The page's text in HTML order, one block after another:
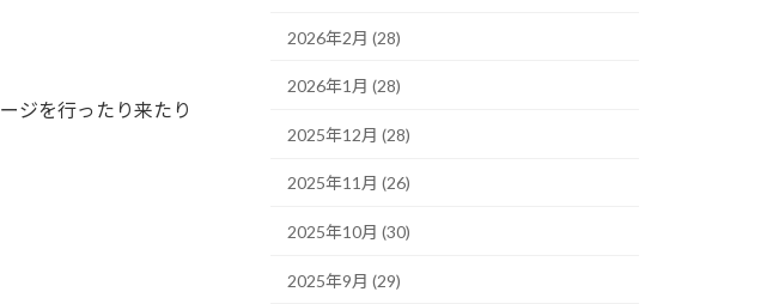
ジを行ったり来たり
2026年2月 (28)
2026年1月 (28)
2025年12月 (28)
2025年11月 (26)
2025年10月 (30)
2025年9月 (29)